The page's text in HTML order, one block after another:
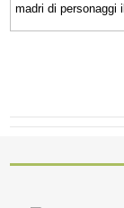
madri di personaggi